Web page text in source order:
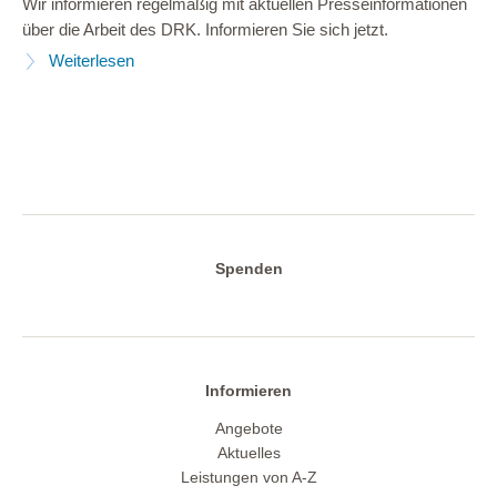
Wir informieren regelmäßig mit aktuellen Presseinformationen
über die Arbeit des DRK. Informieren Sie sich jetzt.
Weiterlesen
Spenden
Informieren
Angebote
Aktuelles
Leistungen von A-Z